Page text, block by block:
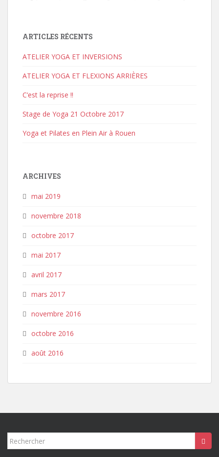
ARTICLES RÉCENTS
ATELIER YOGA ET INVERSIONS
ATELIER YOGA ET FLEXIONS ARRIÈRES
C’est la reprise !!
Stage de Yoga 21 Octobre 2017
Yoga et Pilates en Plein Air à Rouen
ARCHIVES
mai 2019
novembre 2018
octobre 2017
mai 2017
avril 2017
mars 2017
novembre 2016
octobre 2016
août 2016
Rechercher...